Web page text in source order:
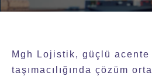
Mgh Lojistik, güçlü acente
taşımacılığında çözüm